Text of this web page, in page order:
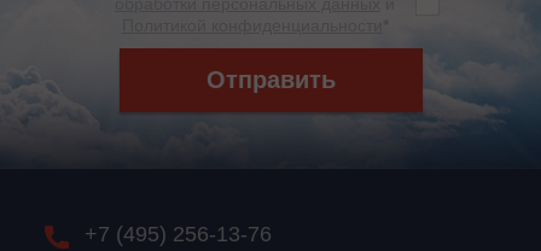
Отправить
+7 (495) 256-13-76